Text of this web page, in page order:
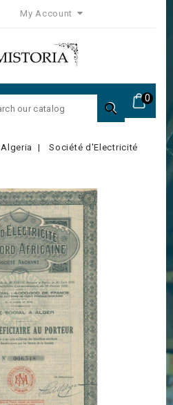
My Account
0

Algeria
Société d'Electricité